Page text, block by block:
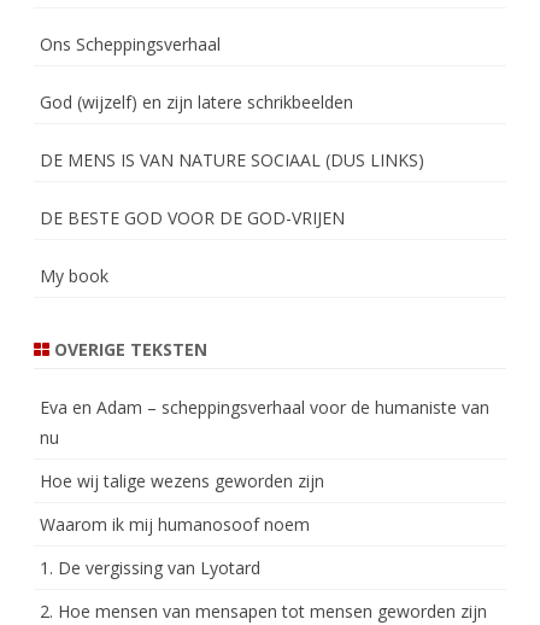
Ons Scheppingsverhaal
God (wijzelf) en zijn latere schrikbeelden
DE MENS IS VAN NATURE SOCIAAL (DUS LINKS)
DE BESTE GOD VOOR DE GOD-VRIJEN
My book
OVERIGE TEKSTEN
Eva en Adam – scheppingsverhaal voor de humaniste van
nu
Hoe wij talige wezens geworden zijn
Waarom ik mij humanosoof noem
1. De vergissing van Lyotard
2. Hoe mensen van mensapen tot mensen geworden zijn